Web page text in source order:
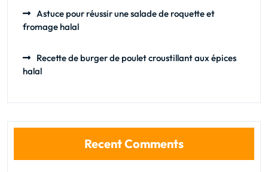
Astuce pour réussir une salade de roquette et
fromage halal
Recette de burger de poulet croustillant aux épices
halal
Recent Comments